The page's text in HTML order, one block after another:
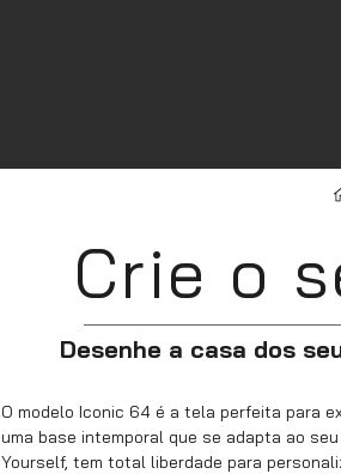
Crie o
Desenhe a casa dos
O modelo Iconic 64 é a tela perfeita para
uma base intemporal que se adapta ao
Yourself, tem total liberdade para